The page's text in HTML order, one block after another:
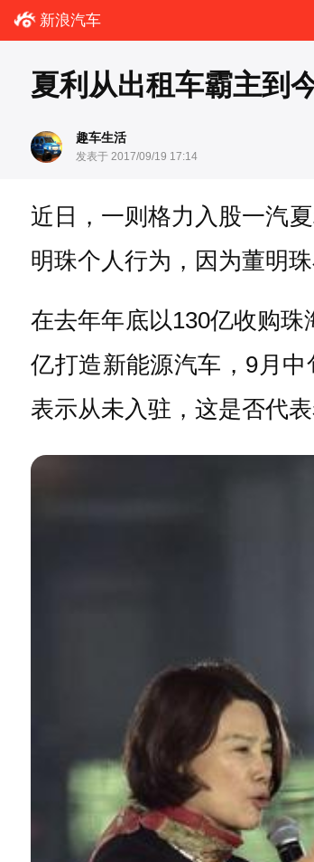
新浪汽车
夏利从出租车霸主到
趣车生活
发表于 2017/09/19 17:14
近日，一则格力入股一汽
明珠个人行为，因为董明
在去年年底以130亿收购
亿打造新能源汽车，9月
表示从未入驻，这是否代